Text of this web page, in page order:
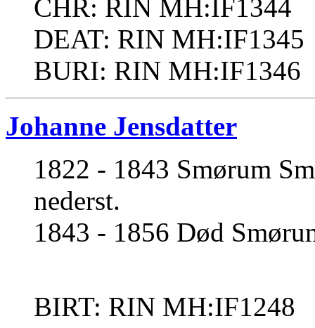
CHR: RIN MH:IF1344
DEAT: RIN MH:IF1345
BURI: RIN MH:IF1346
Johanne Jensdatter
1822 - 1843 Smørum
nederst.
1843 - 1856 Død
BIRT: RIN MH:IF1248